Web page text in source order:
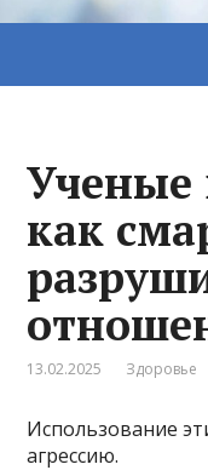
Ученые
как
13.02.2025 Здоровье
Использование
агрессию.